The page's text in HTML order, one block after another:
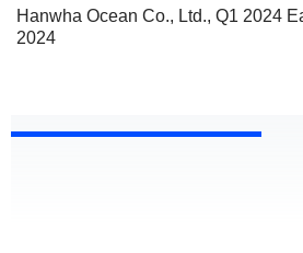
Hanwha Ocean Co., Ltd., Q1 2024
2024